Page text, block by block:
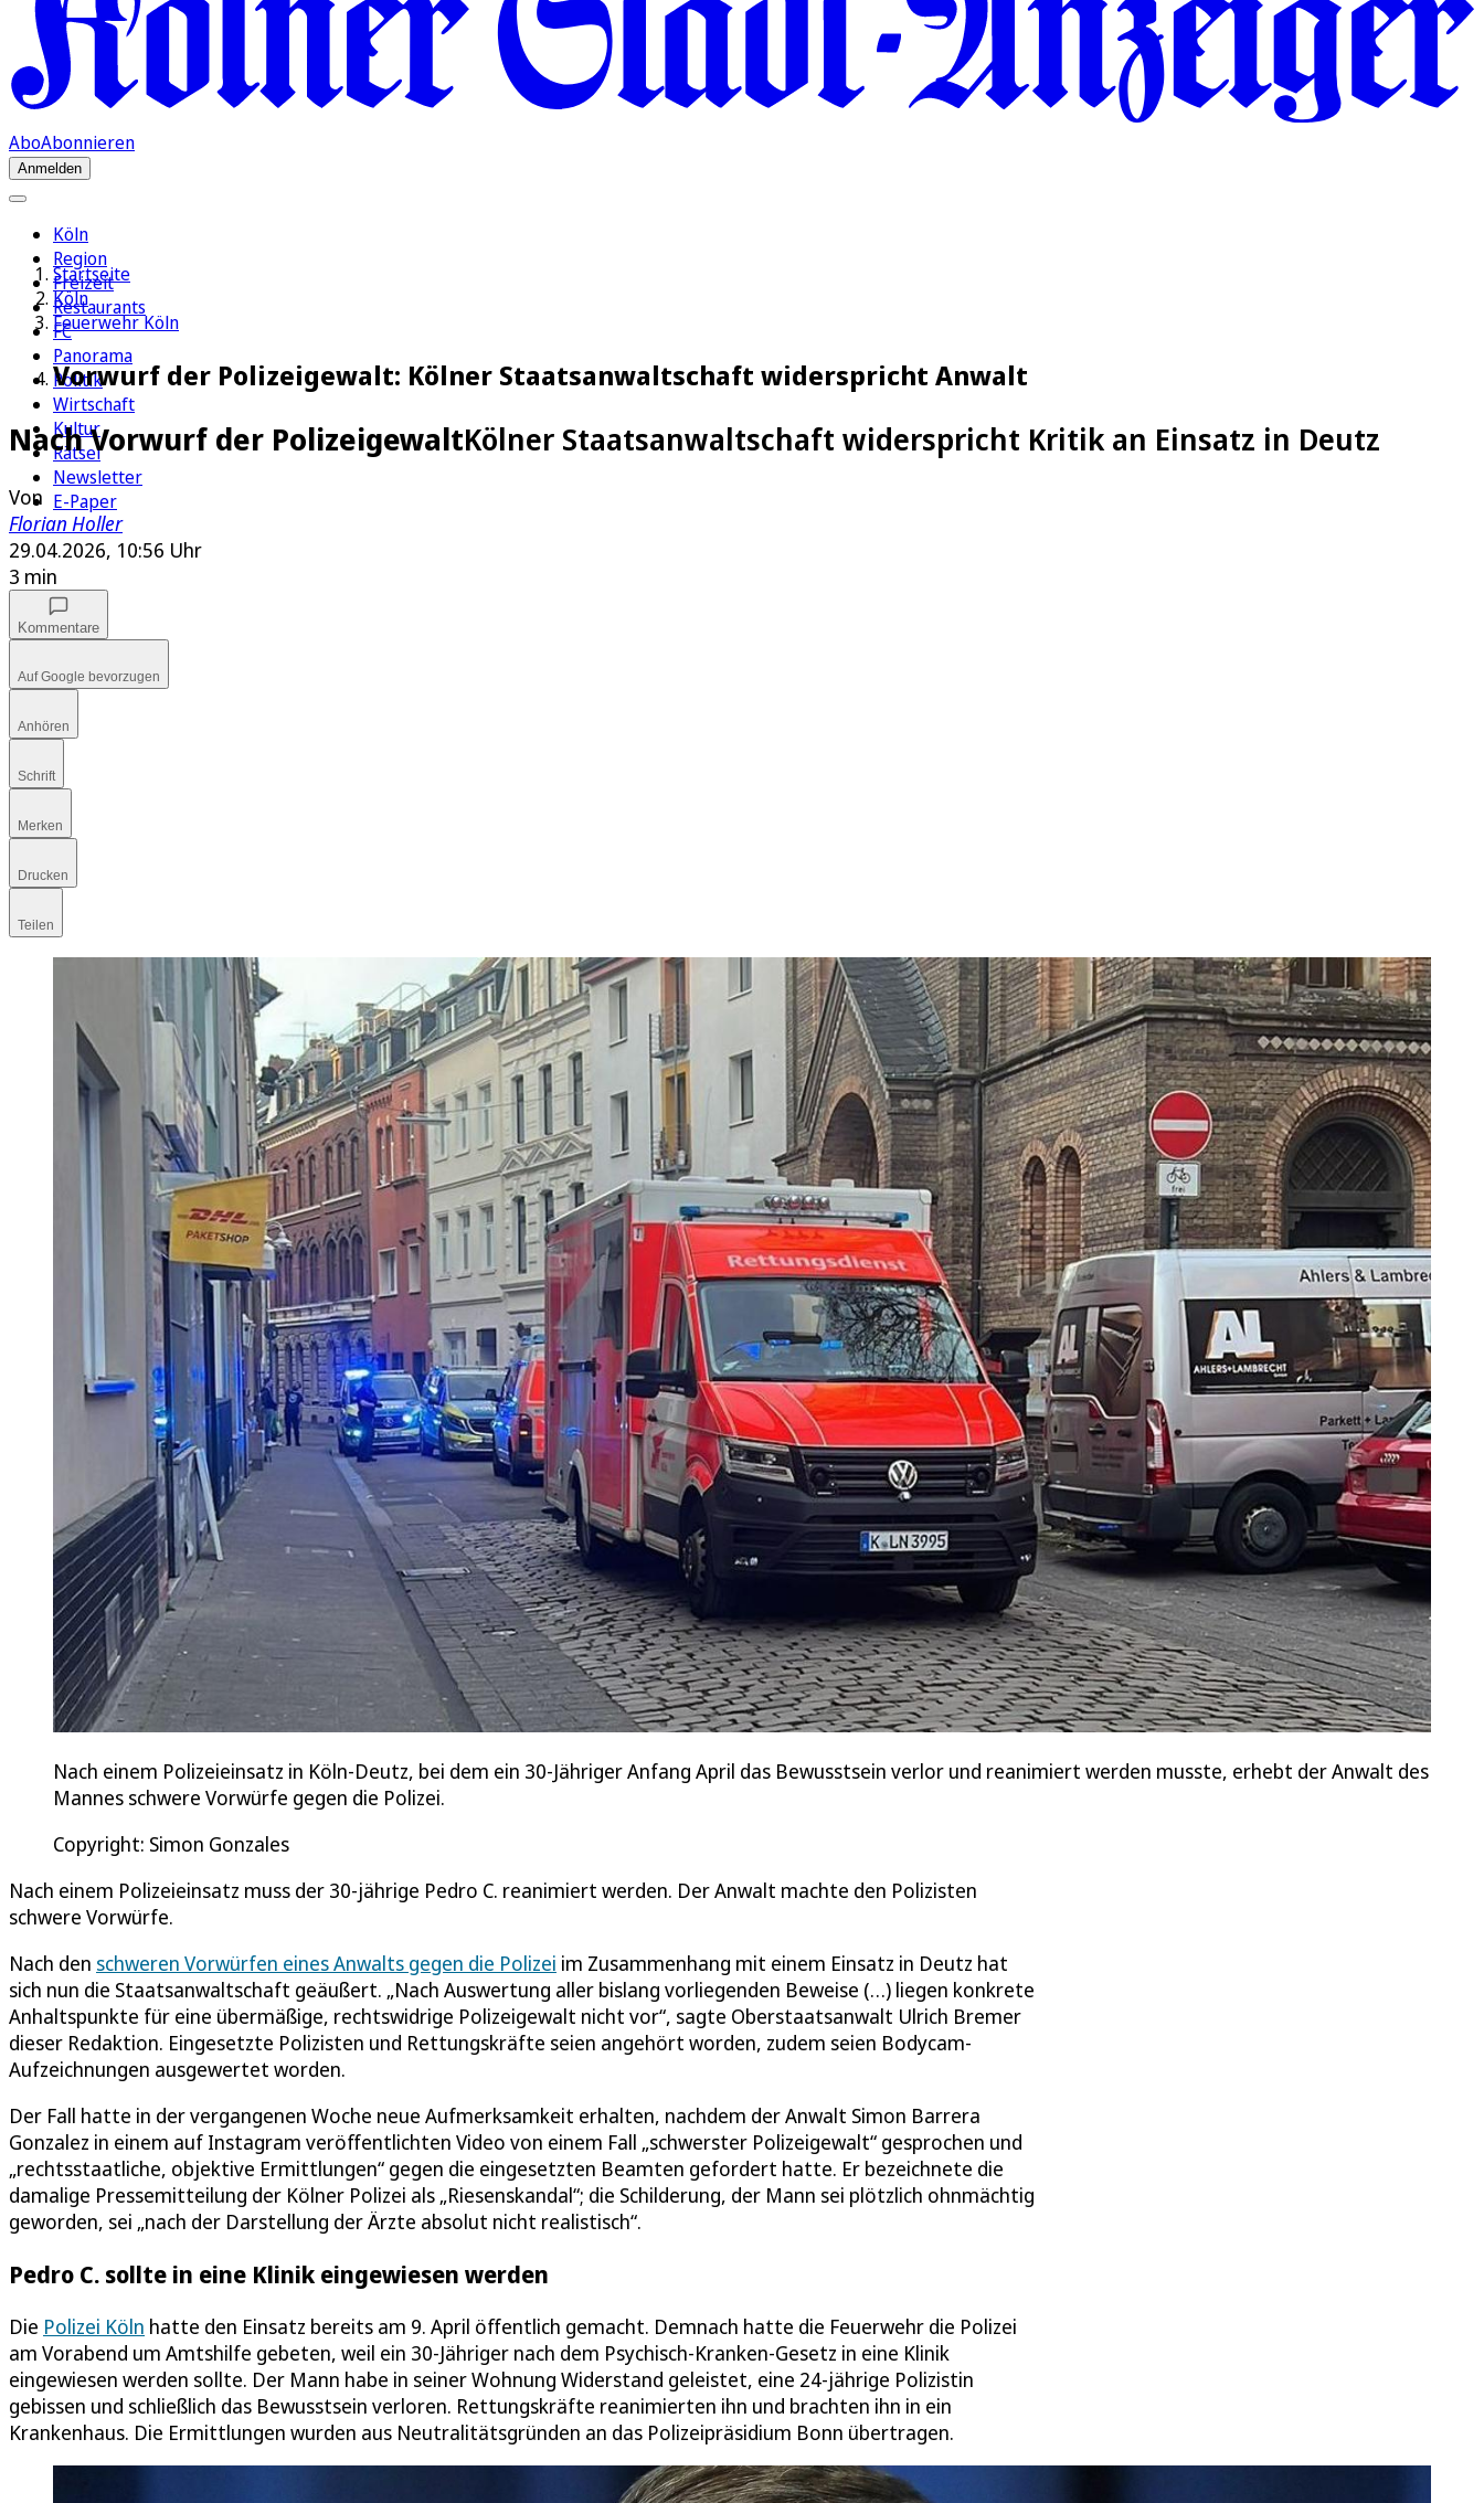
AboAbonnieren
Anmelden
Köln
Region
Freizeit
Restaurants
FC
Panorama
Politik
Wirtschaft
Kultur
Rätsel
Newsletter
E-Paper
Startseite
Köln
Feuerwehr Köln
Vorwurf der Polizeigewalt: Kölner Staatsanwaltschaft widerspricht Anwalt
Nach Vorwurf der PolizeigewaltKölner Staatsanwaltschaft widerspricht Kritik an Einsatz in Deutz
Von
Florian Holler
29.04.2026, 10:56 Uhr
3 min
Kommentare
Auf Google bevorzugen
Anhören
Schrift
Merken
Drucken
Teilen
Nach einem Polizeieinsatz in Köln-Deutz, bei dem ein 30-Jähriger Anfang April das Bewusstsein verlor und reanimiert werden musste, erhebt der Anwalt des
Mannes schwere Vorwürfe gegen die Polizei.
Copyright: Simon Gonzales
Nach einem Polizeieinsatz muss der 30-jährige Pedro C. reanimiert werden. Der Anwalt machte den Polizisten
schwere Vorwürfe.
Nach den schweren Vorwürfen eines Anwalts gegen die Polizei im Zusammenhang mit einem Einsatz in Deutz hat
sich nun die Staatsanwaltschaft geäußert. „Nach Auswertung aller bislang vorliegenden Beweise (…) liegen konkrete
Anhaltspunkte für eine übermäßige, rechtswidrige Polizeigewalt nicht vor“, sagte Oberstaatsanwalt Ulrich Bremer
dieser Redaktion. Eingesetzte Polizisten und Rettungskräfte seien angehört worden, zudem seien Bodycam-
Aufzeichnungen ausgewertet worden.
Der Fall hatte in der vergangenen Woche neue Aufmerksamkeit erhalten, nachdem der Anwalt Simon Barrera
Gonzalez in einem auf Instagram veröffentlichten Video von einem Fall „schwerster Polizeigewalt“ gesprochen und
„rechtsstaatliche, objektive Ermittlungen“ gegen die eingesetzten Beamten gefordert hatte. Er bezeichnete die
damalige Pressemitteilung der Kölner Polizei als „Riesenskandal“; die Schilderung, der Mann sei plötzlich ohnmächtig
geworden, sei „nach der Darstellung der Ärzte absolut nicht realistisch“.
Pedro C. sollte in eine Klinik eingewiesen werden
Die Polizei Köln hatte den Einsatz bereits am 9. April öffentlich gemacht. Demnach hatte die Feuerwehr die Polizei
am Vorabend um Amtshilfe gebeten, weil ein 30-Jähriger nach dem Psychisch-Kranken-Gesetz in eine Klinik
eingewiesen werden sollte. Der Mann habe in seiner Wohnung Widerstand geleistet, eine 24-jährige Polizistin
gebissen und schließlich das Bewusstsein verloren. Rettungskräfte reanimierten ihn und brachten ihn in ein
Krankenhaus. Die Ermittlungen wurden aus Neutralitätsgründen an das Polizeipräsidium Bonn übertragen.